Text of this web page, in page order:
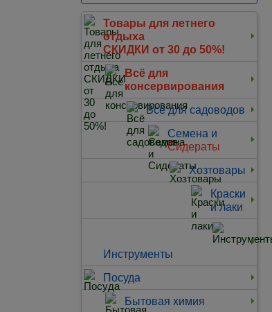
Товары для летнего
отдыха
СКИДКИ от 30 до 50%!
Всё для
консервирования
Всё для садоводов
Семена и
Сидераты
Хозтовары
Краски
и лаки
Инструменты
Посуда
Бытовая химия